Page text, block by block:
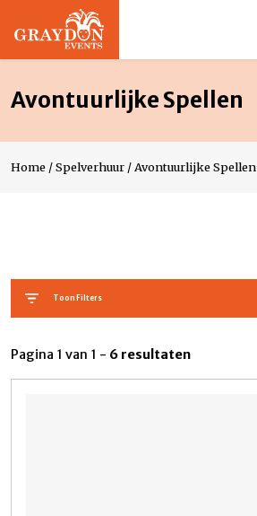
Avontuurlijke Spellen
Home /Spelverhuur / Avontuurlijke Spellen
Toon Filters
Pagina 1 van 1 - 6 resultaten